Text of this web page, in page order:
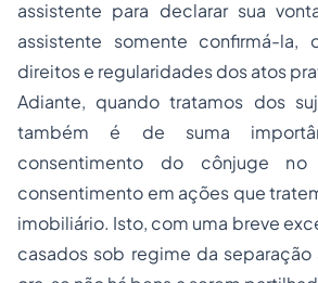
assistente para declarar sua
assistente somente confirmá-la,
direitos e regularidades dos atos
Adiante, quando tratamos dos
também é de suma
consentimento do cônjuge
consentimento em ações que
imobiliário. Isto, com uma breve
casados sob regime da